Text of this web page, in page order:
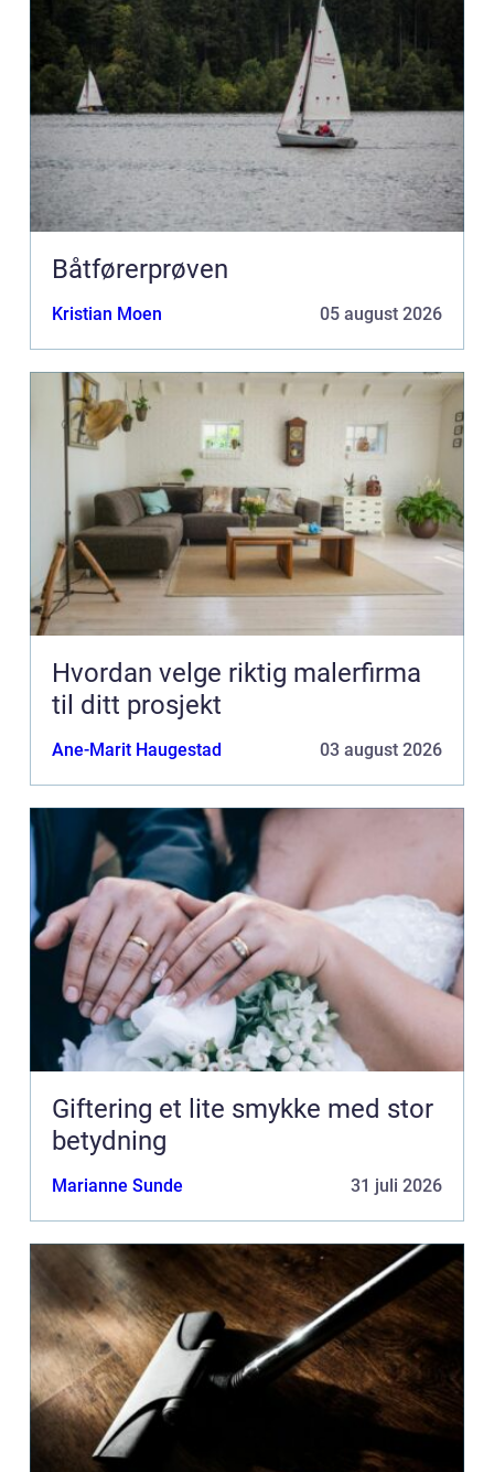
Båtførerprøven
Kristian Moen 05 august 2026
Hvordan velge riktig malerfirma
til ditt prosjekt
Ane-Marit Haugestad 03 august 2026
Giftering et lite smykke med stor
betydning
Marianne Sunde 31 juli 2026